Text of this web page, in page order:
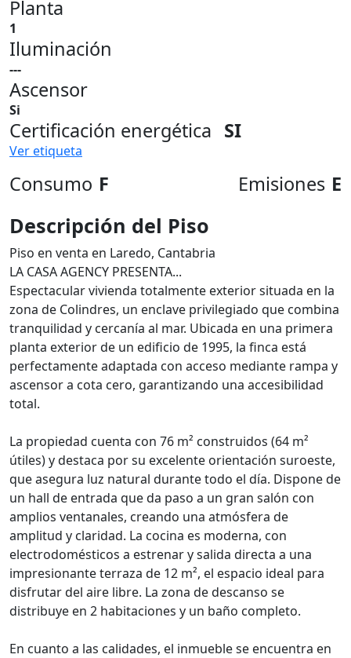
Planta
1
Iluminación
---
Ascensor
Si
Certificación energética SI
Ver etiqueta
Consumo F Emisiones E
Descripción del Piso
Piso en venta en Laredo, Cantabria
LA CASA AGENCY PRESENTA...
Espectacular vivienda totalmente exterior situada en la
zona de Colindres, un enclave privilegiado que combina
tranquilidad y cercanía al mar. Ubicada en una primera
planta exterior de un edificio de 1995, la finca está
perfectamente adaptada con acceso mediante rampa y
ascensor a cota cero, garantizando una accesibilidad
total.
La propiedad cuenta con 76 m² construidos (64 m²
útiles) y destaca por su excelente orientación suroeste,
que asegura luz natural durante todo el día. Dispone de
un hall de entrada que da paso a un gran salón con
amplios ventanales, creando una atmósfera de
amplitud y claridad. La cocina es moderna, con
electrodomésticos a estrenar y salida directa a una
impresionante terraza de 12 m², el espacio ideal para
disfrutar del aire libre. La zona de descanso se
distribuye en 2 habitaciones y un baño completo.
En cuanto a las calidades, el inmueble se encuentra en